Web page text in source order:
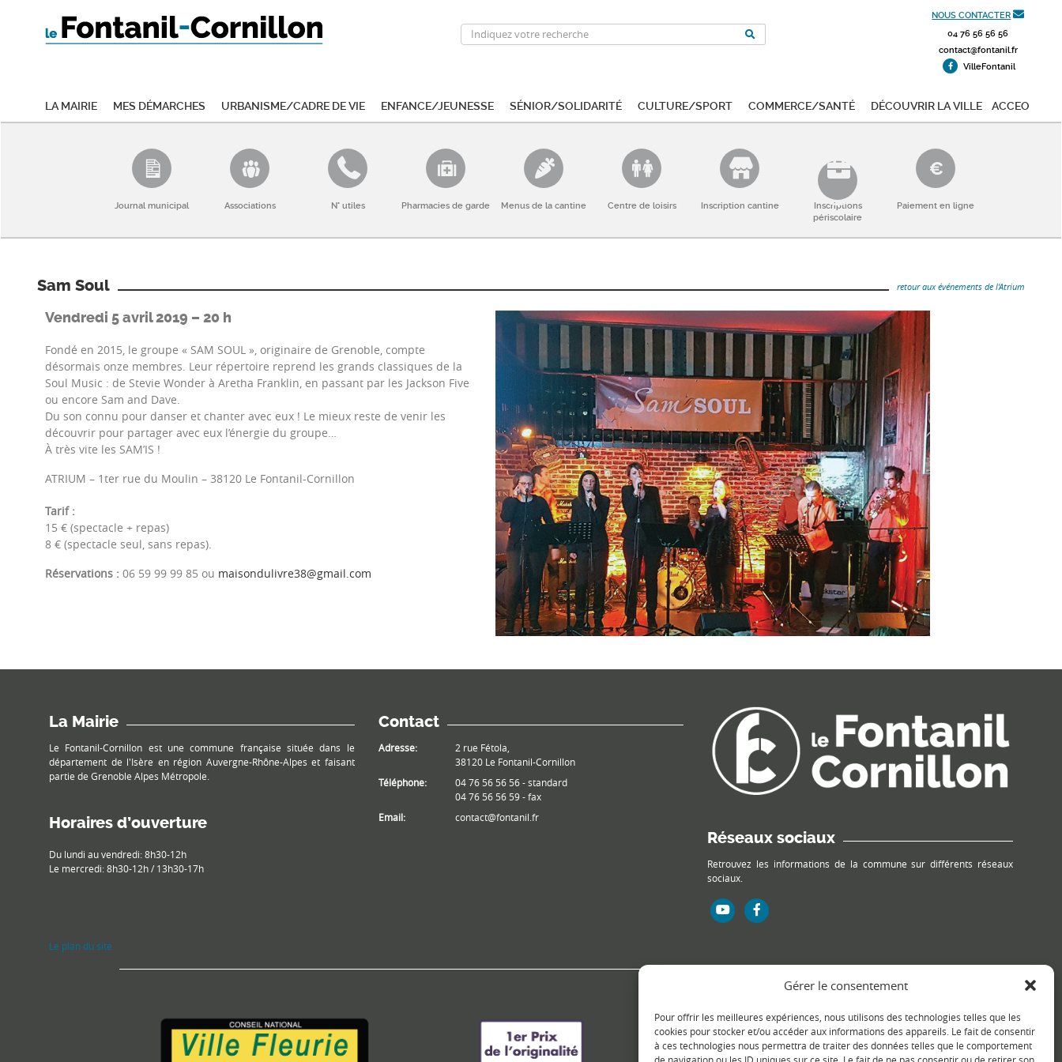
Gérer le consentement
Pour offrir les meilleures expériences, nous utilisons des technologies telles que les
cookies pour stocker et/ou accéder aux informations des appareils. Le fait de consentir
à ces technologies nous permettra de traiter des données telles que le comportement
NOUS CONTACTER
04 76 56 56 56
contact@fontanil.fr
VilleFontanil
La mairie Mes démarches Urbanisme/Cadre de vie Enfance/Jeunesse Sénior/Solidarité Culture/Sport Commerce/Santé Découvrir la ville ACCEO
Journal municipal Associations N° utiles Pharmacies de garde Menus de la cantine Centre de loisirs Inscription cantine
Inscriptions
périscolaire
Paiement en ligne
Sam Soul retour aux événements de l'Atrium
Vendredi 5 avril 2019 – 20 h
Fondé en 2015, le groupe « SAM SOUL », originaire de Grenoble, compte
désormais onze membres. Leur répertoire reprend les grands classiques de la
Soul Music : de Stevie Wonder à Aretha Franklin, en passant par les Jackson Five
ou encore Sam and Dave.
Du son connu pour danser et chanter avec eux ! Le mieux reste de venir les
découvrir pour partager avec eux l’énergie du groupe…
À très vite les SAM’IS !
ATRIUM – 1ter rue du Moulin – 38120 Le Fontanil-Cornillon
Tarif :
15 € (spectacle + repas)
8 € (spectacle seul, sans repas).
Réservations : 06 59 99 99 85 ou maisondulivre38@gmail.com
La Mairie
Le Fontanil-Cornillon est une commune française située dans le
département de l'Isère en région Auvergne-Rhône-Alpes et faisant
partie de Grenoble Alpes Métropole.
Horaires d’ouverture
Du lundi au vendredi: 8h30-12h
Le mercredi: 8h30-12h / 13h30-17h
Contact
Adresse:
2 rue Fétola,
38120 Le Fontanil-Cornillon
Téléphone:
04 76 56 56 56 - standard
04 76 56 56 59 - fax
Email:
contact@fontanil.fr
Réseaux sociaux
Retrouvez les informations de la commune sur différents réseaux
sociaux.
Le plan du site